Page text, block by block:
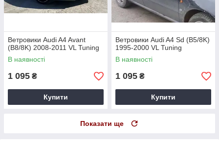
Ветровики Audi A4 Avant
(B8/8K) 2008-2011 VL Tuning
В наявності
1 095 ₴
Купити
Ветровики Audi A4 Sd (B5/8K)
1995-2000 VL Tuning
В наявності
1 095 ₴
Купити
Показати ще